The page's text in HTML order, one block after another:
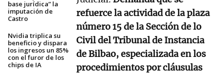
base jurídica” la
imputación de
Castro
Nvidia triplica su
beneficio y dispara
los ingresos un 85%
con el furor de los
chips de IA
refuerce la actividad de la plaza
número 15 de la Sección de lo
Civil del Tribunal de Instancia
de Bilbao, especializada en los
procedimientos por cláusulas